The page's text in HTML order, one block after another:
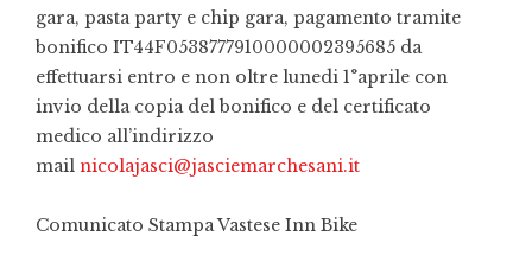
gara, pasta party e chip gara, pagamento tramite
bonifico IT44F0538777910000002395685 da
effettuarsi entro e non oltre lunedi 1°aprile con
invio della copia del bonifico e del certificato
medico all’indirizzo
mail nicolajasci@jasciemarchesani.it
Comunicato Stampa Vastese Inn Bike